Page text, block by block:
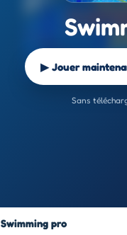
▶ Jouer
Sans
Swimming pro